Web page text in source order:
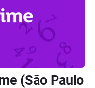
(São Paulo